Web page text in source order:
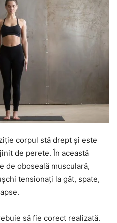
corpul stă drept și este
de perete. În această
de oboseală musculară,
tensionați la gât, spate,
să fie corect realizată.